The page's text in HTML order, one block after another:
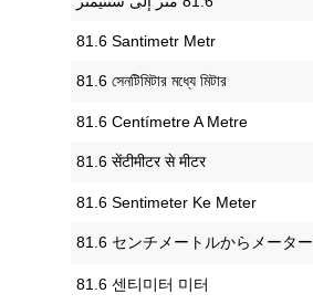
‎81.6 Santimetr Metr
‎81.6 সেনটিমিটার মধ্যে মিটার
‎81.6 Centímetre A Metre
‎81.6 सेंटीमीटर से मीटर
‎81.6 Sentimeter Ke Meter
‎81.6 センチメートルからメーター
‎81.6 센티미터 미터